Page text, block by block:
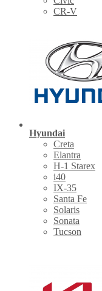
CR-V
Hyundai
Creta
Elantra
H-1 Starex
i40
IX-35
Santa Fe
Solaris
Sonata
Tucson